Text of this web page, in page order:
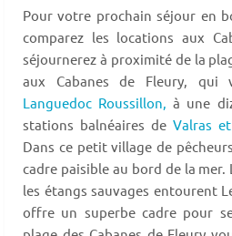
Pour votre prochain séjour en
comparez les locations aux
séjournerez à proximité de la
aux Cabanes de Fleury, qui
Languedoc Roussillon,
à une
stations balnéaires de Valras
Dans ce petit village de
cadre paisible au bord de la mer.
les étangs sauvages entourent
offre un superbe cadre pour